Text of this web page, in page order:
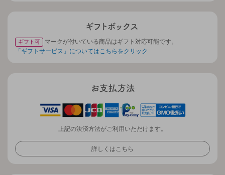
ギフト可
マークが付いている商品はギフト対応可能です。
「ギフトサービス」についてはこちらをクリック
上記の決済方法がご利用いただけます。
詳しくはこちら